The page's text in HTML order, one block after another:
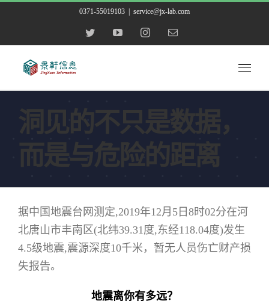
内
0371-55019103 service@jx-lab.com
TwitterYouTubeInstagramEmail
洞见的不只是数据，
而是与危险的距离
据中国地震台网测定,2019年12月5日8时02分在河
北唐山市丰南区(北纬39.31度,东经118.04度)发生
4.5级地震,震源深度10千米，暂无人员伤亡财产损
失报告。
地震离你有多远？